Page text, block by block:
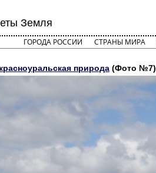
Земля
ГОРОДА РОССИИ СТРАНЫ МИРА
красноуральская природа (Фото №7)